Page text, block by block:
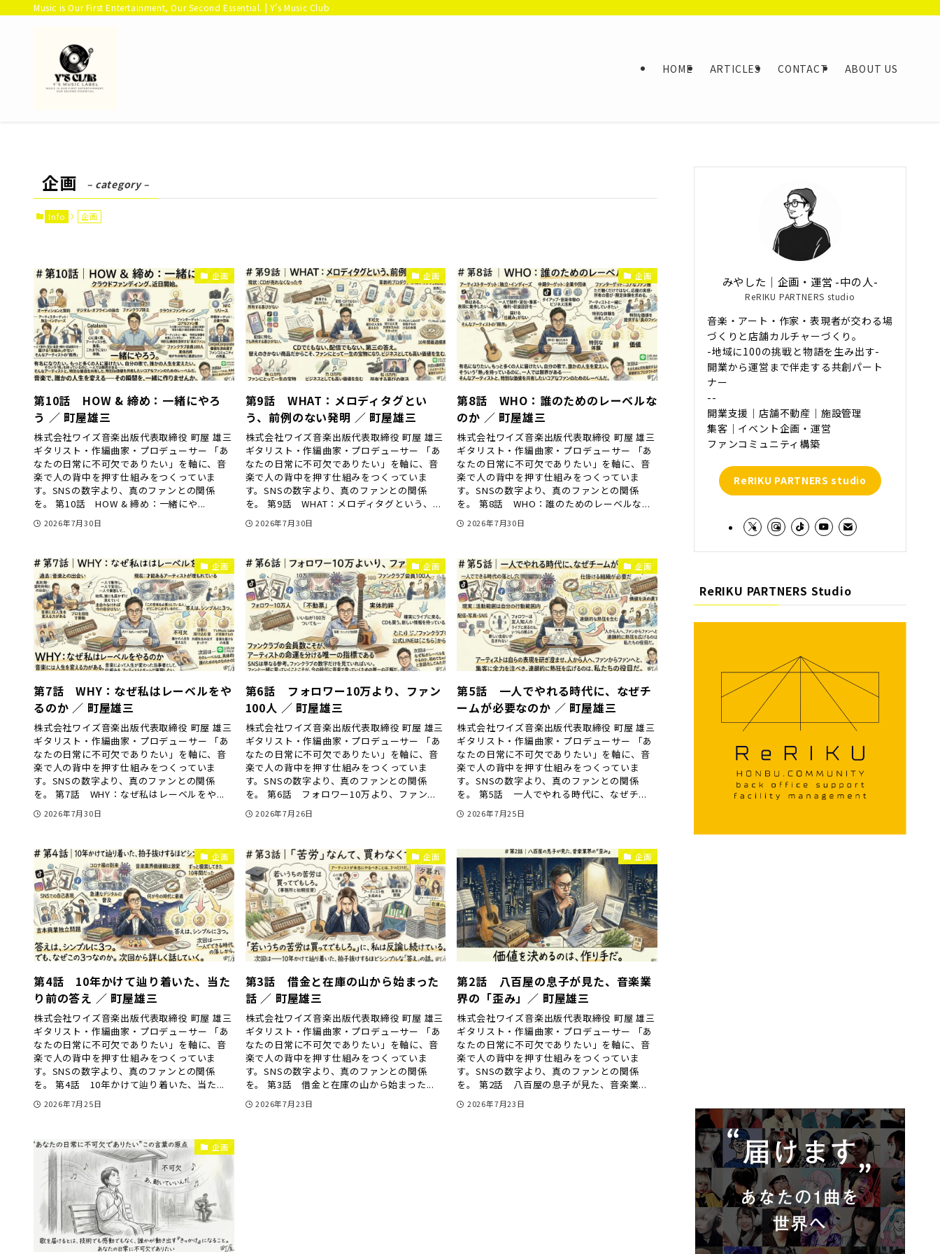
Music is Our First Entertainment, Our Second Essential. | Y’s Music Club
HOME ARTICLES CONTACT ABOUT US
企画 – category –
Info 企画
企画
第10話 HOW & 締め：一緒にやろ
う ／ 町屋雄三
株式会社ワイズ音楽出版代表取締役 町屋 雄三
ギタリスト・作編曲家・プロデューサー 「あ
なたの日常に不可欠でありたい」を軸に、音
楽で人の背中を押す仕組みをつくっていま
す。SNSの数字より、真のファンとの関係
を。 第10話 HOW & 締め：一緒にや...
2026年7月30日
企画
第9話 WHAT：メロディタグとい
う、前例のない発明 ／ 町屋雄三
株式会社ワイズ音楽出版代表取締役 町屋 雄三
ギタリスト・作編曲家・プロデューサー 「あ
なたの日常に不可欠でありたい」を軸に、音
楽で人の背中を押す仕組みをつくっていま
す。SNSの数字より、真のファンとの関係
を。 第9話 WHAT：メロディタグという、...
2026年7月30日
企画
第8話 WHO：誰のためのレーベルな
のか ／ 町屋雄三
株式会社ワイズ音楽出版代表取締役 町屋 雄三
ギタリスト・作編曲家・プロデューサー 「あ
なたの日常に不可欠でありたい」を軸に、音
楽で人の背中を押す仕組みをつくっていま
す。SNSの数字より、真のファンとの関係
を。 第8話 WHO：誰のためのレーベルな...
2026年7月30日
企画
第7話 WHY：なぜ私はレーベルをや
るのか ／ 町屋雄三
株式会社ワイズ音楽出版代表取締役 町屋 雄三
ギタリスト・作編曲家・プロデューサー 「あ
なたの日常に不可欠でありたい」を軸に、音
楽で人の背中を押す仕組みをつくっていま
す。SNSの数字より、真のファンとの関係
を。 第7話 WHY：なぜ私はレーベルをや...
2026年7月30日
企画
第6話 フォロワー10万より、ファン
100人 ／ 町屋雄三
株式会社ワイズ音楽出版代表取締役 町屋 雄三
ギタリスト・作編曲家・プロデューサー 「あ
なたの日常に不可欠でありたい」を軸に、音
楽で人の背中を押す仕組みをつくっていま
す。SNSの数字より、真のファンとの関係
を。 第6話 フォロワー10万より、ファン...
2026年7月26日
企画
第5話 一人でやれる時代に、なぜチ
ームが必要なのか ／ 町屋雄三
株式会社ワイズ音楽出版代表取締役 町屋 雄三
ギタリスト・作編曲家・プロデューサー 「あ
なたの日常に不可欠でありたい」を軸に、音
楽で人の背中を押す仕組みをつくっていま
す。SNSの数字より、真のファンとの関係
を。 第5話 一人でやれる時代に、なぜチ...
2026年7月25日
企画
第4話 10年かけて辿り着いた、当た
り前の答え ／ 町屋雄三
株式会社ワイズ音楽出版代表取締役 町屋 雄三
ギタリスト・作編曲家・プロデューサー 「あ
なたの日常に不可欠でありたい」を軸に、音
楽で人の背中を押す仕組みをつくっていま
す。SNSの数字より、真のファンとの関係
を。 第4話 10年かけて辿り着いた、当た...
2026年7月25日
企画
第3話 借金と在庫の山から始まった
話 ／ 町屋雄三
株式会社ワイズ音楽出版代表取締役 町屋 雄三
ギタリスト・作編曲家・プロデューサー 「あ
なたの日常に不可欠でありたい」を軸に、音
楽で人の背中を押す仕組みをつくっていま
す。SNSの数字より、真のファンとの関係
を。 第3話 借金と在庫の山から始まった...
2026年7月23日
企画
第2話 八百屋の息子が見た、音楽業
界の「歪み」／ 町屋雄三
株式会社ワイズ音楽出版代表取締役 町屋 雄三
ギタリスト・作編曲家・プロデューサー 「あ
なたの日常に不可欠でありたい」を軸に、音
楽で人の背中を押す仕組みをつくっていま
す。SNSの数字より、真のファンとの関係
を。 第2話 八百屋の息子が見た、音楽業...
2026年7月23日
企画
みやした｜企画・運営 -中の人-
ReRIKU PARTNERS studio
音楽・アート・作家・表現者が交わる場
づくりと店舗カルチャーづくり。
-地域に100の挑戦と物語を生み出す-
開業から運営まで伴走する共創パート
ナー
--
開業支援｜店舗不動産｜施設管理
集客｜イベント企画・運営
ファンコミュニティ構築
ReRIKU PARTNERS studio
ReRIKU PARTNERS Studio